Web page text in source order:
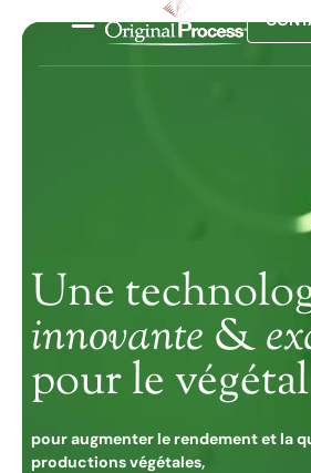
Une
innovante &
pour le végétal
pour augmenter le rendement et la
productions végétales,